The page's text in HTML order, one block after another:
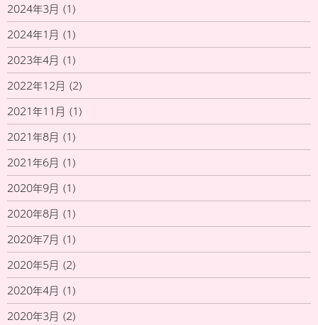
2024年3月 (1)
2024年1月 (1)
2023年4月 (1)
2022年12月 (2)
2021年11月 (1)
2021年8月 (1)
2021年6月 (1)
2020年9月 (1)
2020年8月 (1)
2020年7月 (1)
2020年5月 (2)
2020年4月 (1)
2020年3月 (2)